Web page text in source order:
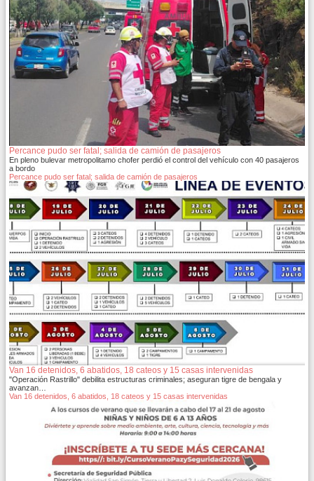
Percance pudo ser fatal; salida de camión de pasajeros
En pleno bulevar metropolitamo chofer perdió el control del vehículo con 40 pasajeros
a bordo
Percance pudo ser fatal; salida de camión de pasajeros
Van 16 detenidos, 6 abatidos, 18 cateos y 15 casas intervenidas
"Operación Rastrillo" debilita estructuras criminales; aseguran tigre de bengala y
avanzan…
Van 16 detenidos, 6 abatidos, 18 cateos y 15 casas intervenidas